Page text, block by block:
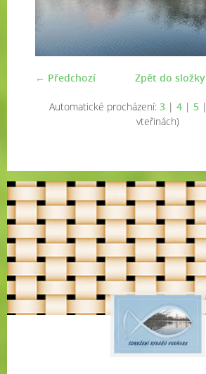
← Předchozí Zpět do složky
Automatické procházení: 3 | 4 | 5 |
vteřinách)